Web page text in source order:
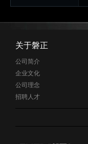
关于磐正
公司简介
企业文化
公司理念
招聘人才